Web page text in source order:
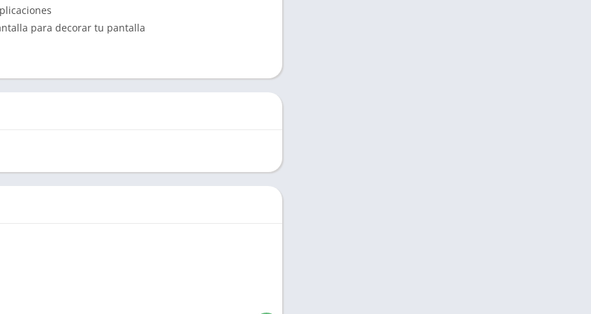
para decorar tu pantalla